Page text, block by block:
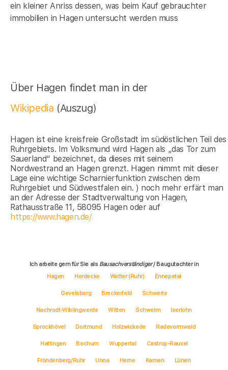
ein kleiner Anriss dessen, was beim Kauf gebrauchter
immobilien in Hagen untersucht werden muss
Über Hagen findet man in der
Wikipedia (Auszug)
Hagen ist eine kreisfreie Großstadt im südöstlichen Teil des
Ruhrgebiets. Im Volksmund wird Hagen als „das Tor zum
Sauerland“ bezeichnet, da dieses mit seinem
Nordwestrand an Hagen grenzt. Hagen nimmt mit dieser
Lage eine wichtige Scharnierfunktion zwischen dem
Ruhrgebiet und Südwestfalen ein. ) noch mehr erfärt man
an der Adresse der Stadtverwaltung von Hagen,
Rathausstraße 11, 58095 Hagen oder auf
https://www.hagen.de/
Ich arbeite gern für Sie als Bausachverständiger/ Baugutachter in
Hagen
Herdecke Wetter (Ruhr) Ennepetal
Gevelsberg Breckerfeld Schwerte
Nachrodt-Wiblingwerde Witten Schwelm Iserlohn
Sprockhövel Dortmund Holzwickede Radevormwald
Hattingen Bochum Wuppertal Castrop-Rauxel
Fröndenberg/Ruhr Unna Herne Kamen Lünen